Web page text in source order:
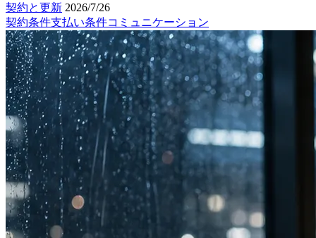
契約と更新 2026/7/26
契約条件支払い条件コミュニケーション